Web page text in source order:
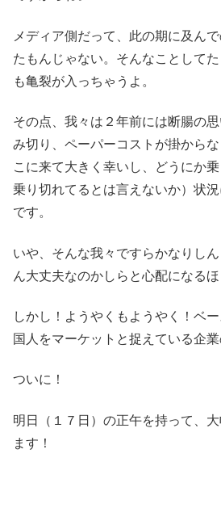
メディア側だって、此の期に及ん
たもんじゃない。そんなことして
も亀裂が入っちゃうよ。
その点、我々は２年前には断腸の
み切り、ペーパーコストが掛から
こに来て大きく幸いし、どうにか
乗り切れてるとは言えないか）状
です。
いや、そんな我々ですらかなりし
ん大丈夫なのかしらと心配になるほ
しかし！ようやくもようやく！ベ
国人をマーケットと捉えている企
ついに！
明日（１７日）の正午を持って、
ます！